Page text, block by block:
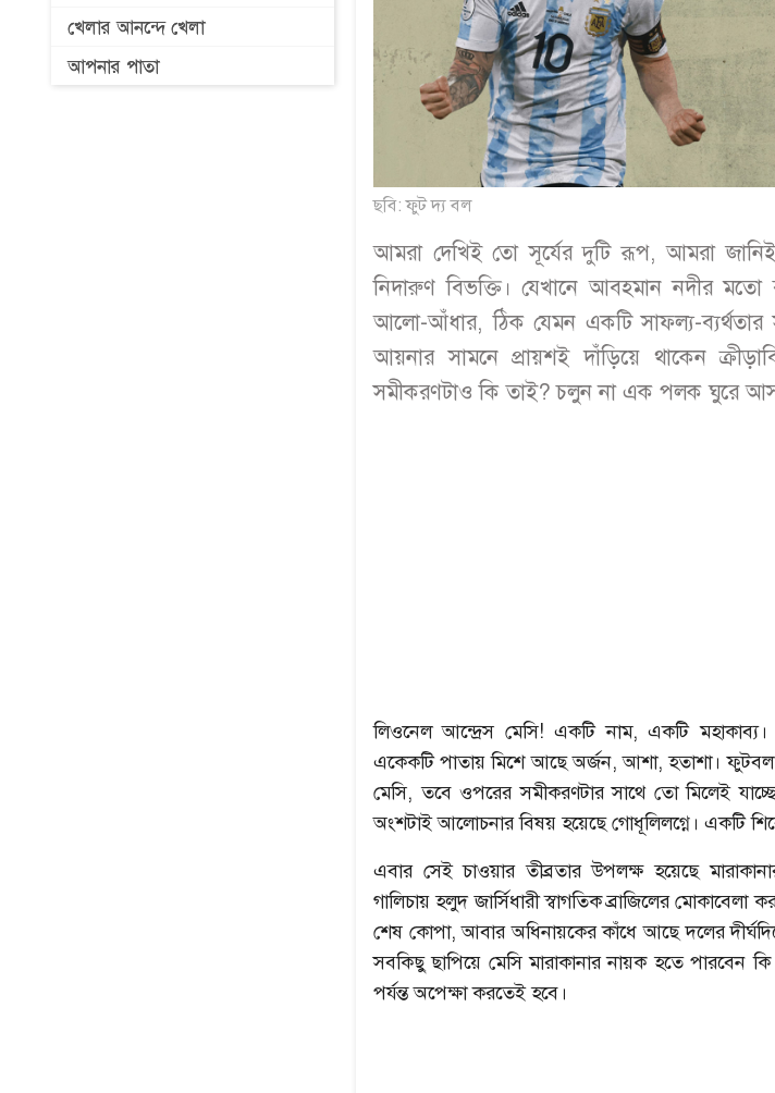
খেলার আনন্দে খেলা
আপনার পাতা
ছবি: ফুট দ্য বল
আমরা দেখিই তো সূর্যের দুটি রূপ, আমরা
নিদারুণ বিভক্তি। যেখানে আবহমান নদীর
আলো-আঁধার, ঠিক যেমন একটি সাফল্য-
আয়নার সামনে প্রায়শই দাঁড়িয়ে থাকেন
সমীকরণটাও কি তাই? চলুন না এক পলক ঘুরে
লিওনেল আন্দ্রেস মেসি! একটি নাম, একটি
একেকটি পাতায় মিশে আছে অর্জন, আশা, হতাশা।
মেসি, তবে ওপরের সমীকরণটার সাথে তো মিলেই
অংশটাই আলোচনার বিষয় হয়েছে গোধূলিলগ্নে। একটি
এবার সেই চাওয়ার তীব্রতার উপলক্ষ হয়েছে
গালিচায় হলুদ জার্সিধারী স্বাগতিক ব্রাজিলের
শেষ কোপা, আবার অধিনায়কের কাঁধে আছে দলের
সবকিছু ছাপিয়ে মেসি মারাকানার নায়ক হতে পারবেন
পর্যন্ত অপেক্ষা করতেই হবে।